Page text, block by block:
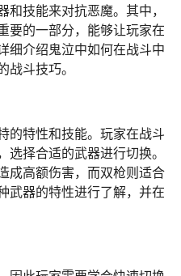
和技能来对抗恶魔。其中，
要的一部分，能够让玩家在
细介绍鬼泣中如何在战斗中
战斗技巧。
的特性和技能。玩家在战斗
选择合适的武器进行切换。
成高额伤害，而双枪则适合
武器的特性进行了解，并在